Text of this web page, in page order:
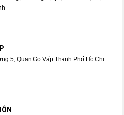
5, Quận Gò Vấp Thành Phố Hồ Chí